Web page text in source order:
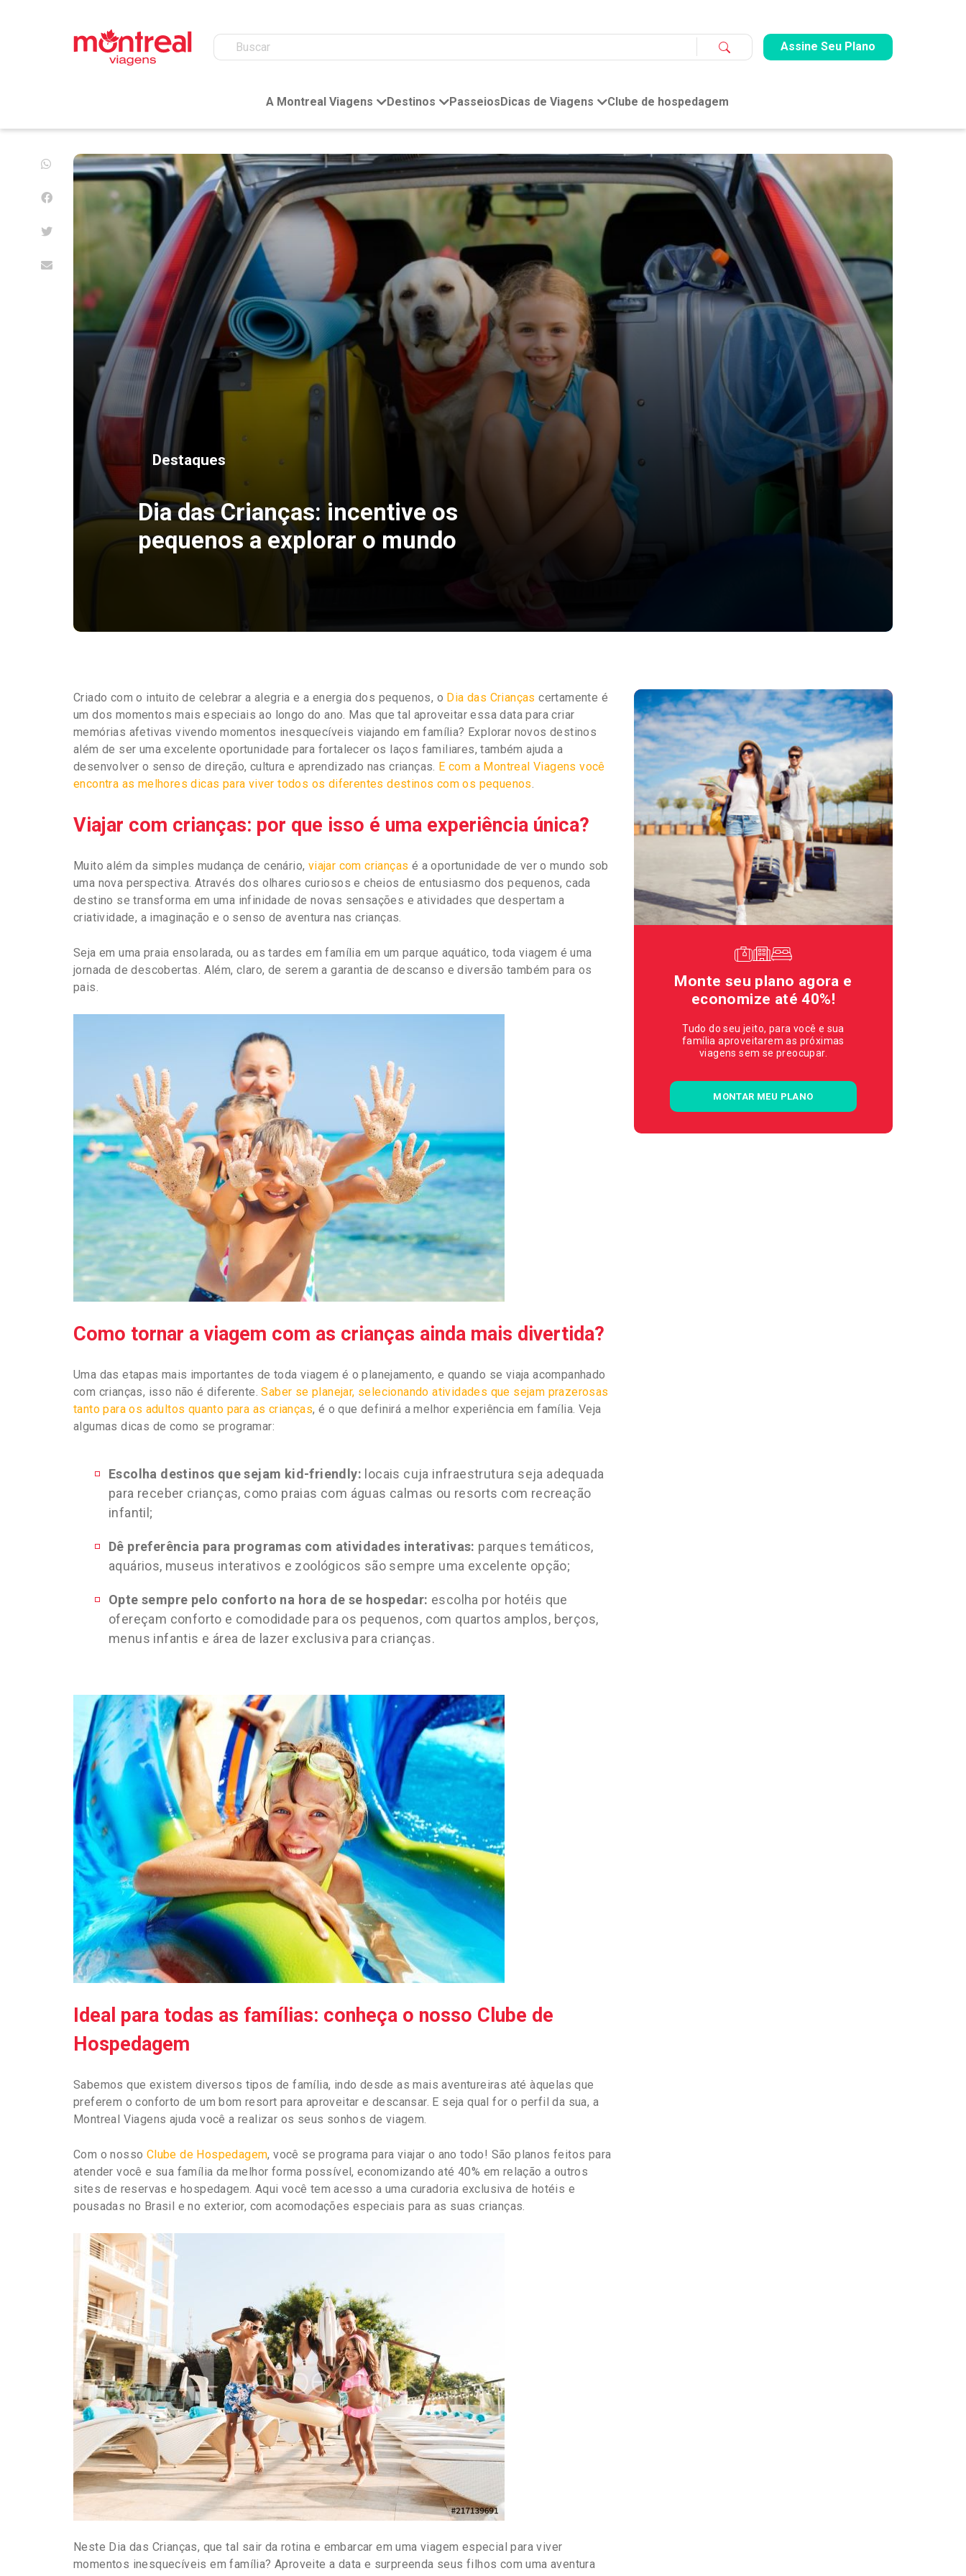
Assine Seu Plano
A Montreal Viagens Destinos Passeios Dicas de Viagens Clube de hospedagem
Destaques
Dia das Crianças: incentive os
pequenos a explorar o mundo
Criado com o intuito de celebrar a alegria e a energia dos pequenos, o Dia das Crianças certamente é
um dos momentos mais especiais ao longo do ano. Mas que tal aproveitar essa data para criar
memórias afetivas vivendo momentos inesquecíveis viajando em família? Explorar novos destinos
além de ser uma excelente oportunidade para fortalecer os laços familiares, também ajuda a
desenvolver o senso de direção, cultura e aprendizado nas crianças. E com a Montreal Viagens você
encontra as melhores dicas para viver todos os diferentes destinos com os pequenos.
Viajar com crianças: por que isso é uma experiência única?
Muito além da simples mudança de cenário, viajar com crianças é a oportunidade de ver o mundo sob
uma nova perspectiva. Através dos olhares curiosos e cheios de entusiasmo dos pequenos, cada
destino se transforma em uma infinidade de novas sensações e atividades que despertam a
criatividade, a imaginação e o senso de aventura nas crianças.
Seja em uma praia ensolarada, ou as tardes em família em um parque aquático, toda viagem é uma
jornada de descobertas. Além, claro, de serem a garantia de descanso e diversão também para os
pais.
Como tornar a viagem com as crianças ainda mais divertida?
Uma das etapas mais importantes de toda viagem é o planejamento, e quando se viaja acompanhado
com crianças, isso não é diferente.Saber se planejar, selecionando atividades que sejam prazerosas
tanto para os adultos quanto para as crianças, é o que definirá a melhor experiência em família. Veja
algumas dicas de como se programar:
Escolha destinos que sejam kid-friendly: locais cuja infraestrutura seja adequada
para receber crianças, como praias com águas calmas ou resorts com recreação
infantil;
Dê preferência para programas com atividades interativas: parques temáticos,
aquários, museus interativos e zoológicos são sempre uma excelente opção;
Opte sempre pelo conforto na hora de se hospedar: escolha por hotéis que
ofereçam conforto e comodidade para os pequenos, com quartos amplos, berços,
menus infantis e área de lazer exclusiva para crianças.
Ideal para todas as famílias: conheça o nosso Clube de
Hospedagem
Sabemos que existem diversos tipos de família, indo desde as mais aventureiras até àquelas que
preferem o conforto de um bom resort para aproveitar e descansar. E seja qual for o perfil da sua, a
Montreal Viagens ajuda você a realizar os seus sonhos de viagem.
Com o nosso Clube de Hospedagem, você se programa para viajar o ano todo! São planos feitos para
atender você e sua família da melhor forma possível, economizando até 40% em relação a outros
sites de reservas e hospedagem. Aqui você tem acesso a uma curadoria exclusiva de hotéis e
pousadas no Brasil e no exterior, com acomodações especiais para as suas crianças.
Neste Dia das Crianças, que tal sair da rotina e embarcar em uma viagem especial para viver
momentos inesquecíveis em família? Aproveite a data e surpreenda seus filhos com uma aventura
Monte seu plano agora e
economize até 40%!
Tudo do seu jeito, para você e sua
família aproveitarem as próximas
viagens sem se preocupar.
MONTAR MEU PLANO